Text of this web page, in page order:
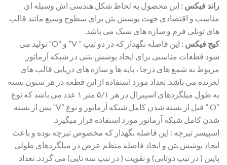
راند فیکس : این محصول به لحاظ شکل هندسی اش وسیله ای
مناسب و اقتصادی جهت پوشش بتن برای سطوح وسیع مانند قالب
های تونلی فرم و سازه های سبک می باشد.
کیج فیکس :
این فاصله نگهدار که در دو تیپ ” V” و “O” تولید می
شود قطعات مناسبی برای ایجاد پوشش بتنی در شبکه آرماتور
مربوط به شمع های درجا ، پایه ها و سازه های دریایی قالب های
لغزنده می باشد. تعداد مورد استفاده از این قطعه در هر ستون بسته
به طول میلگردهای اسپیرال در هر ۵/۱ متر ۱ عدد می باشد که نوع
“O ” قبل از بسته شدن کامل شبکه آرماتور و نوع “V” پس از بسته
شدن کامل شبکه آرماتور مورد استفاده قرار میگیرد.
اسپیسر تیرچه : این فاصله نگهدار که مخصوص تیرچه بوده و باعث
ایجاد پوشش بتن و ایجاد فاصله منظم عرض در میلگردهای طولی
پایین ( در تیپ دوتایی) و تقویت ( در تیپ سه تایی) می گردد. تعداد